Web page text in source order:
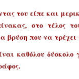
του είπε και
στο τέλος
βρύση που να τρέχει
καθόλου